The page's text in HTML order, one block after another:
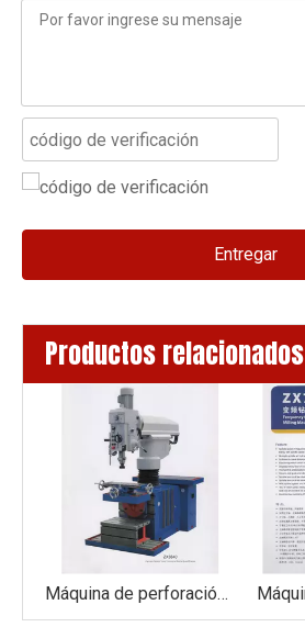
Entregar
Productos relacionados
Máquina de perforación y fresado ZX3840